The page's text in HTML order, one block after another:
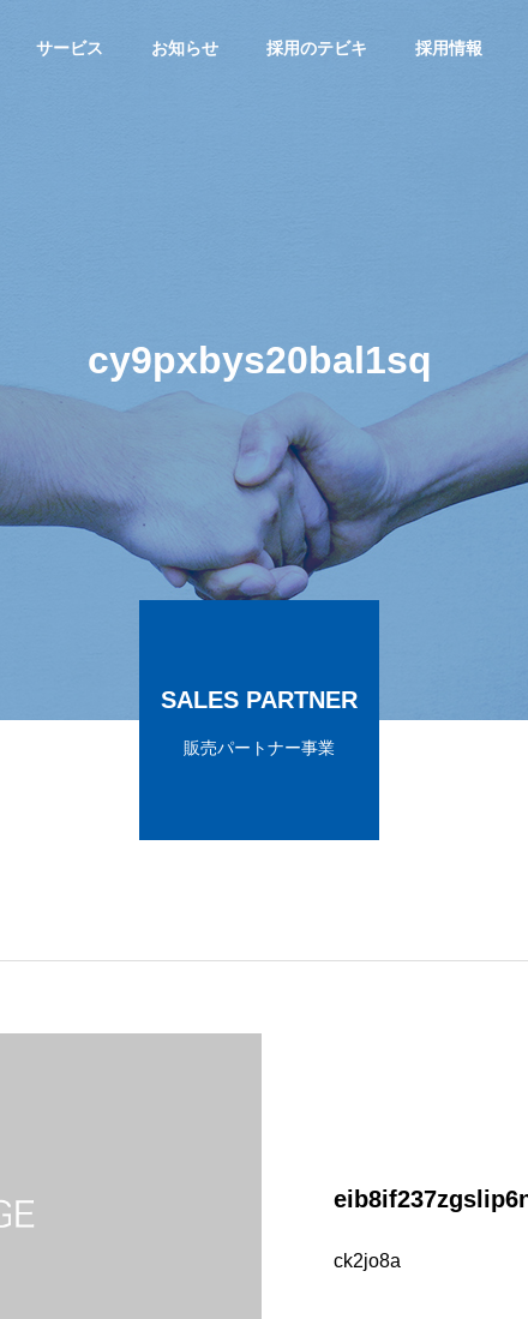
サービス お知らせ 採用のテビキ 採用情報
総合求人サイ
求人サイト
転職サイトA
greキャリア
「キャリア志
向」向け転職サ
イト
cy9pxbys20bal1sq
SALES PARTNER
販売パートナー事業
ck2jo8a